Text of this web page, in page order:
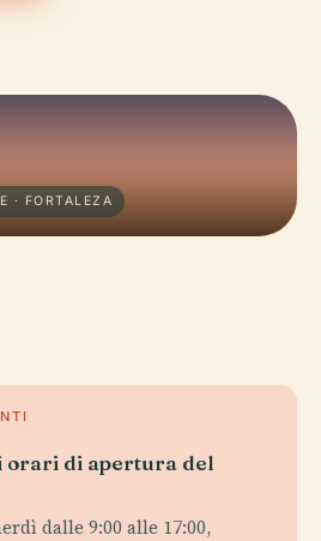
· FORTALEZA
orari di apertura del
dalle 9:00 alle 17:00,